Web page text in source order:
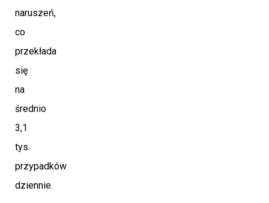
naruszeń,
co
przekłada
się
na
średnio
3,1
tys.
przypadków
dziennie.